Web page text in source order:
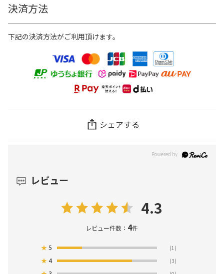
決済方法
下記の決済方法がご利用頂けます。
シェアする
レビュー
4.3
レビュー件数： 4件
★5 (1)
★4 (3)